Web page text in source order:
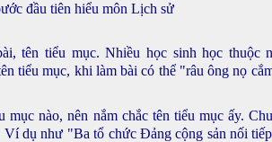
đầu tiên hiểu môn Lịch sử
tên tiểu mục. Nhiều học sinh học thuộc
tiểu mục, khi làm bài có thể "râu ông nọ
nào, nên nắm chắc tên tiểu mục ấy.
Ví dụ như "Ba tổ chức Đảng cộng sản nối